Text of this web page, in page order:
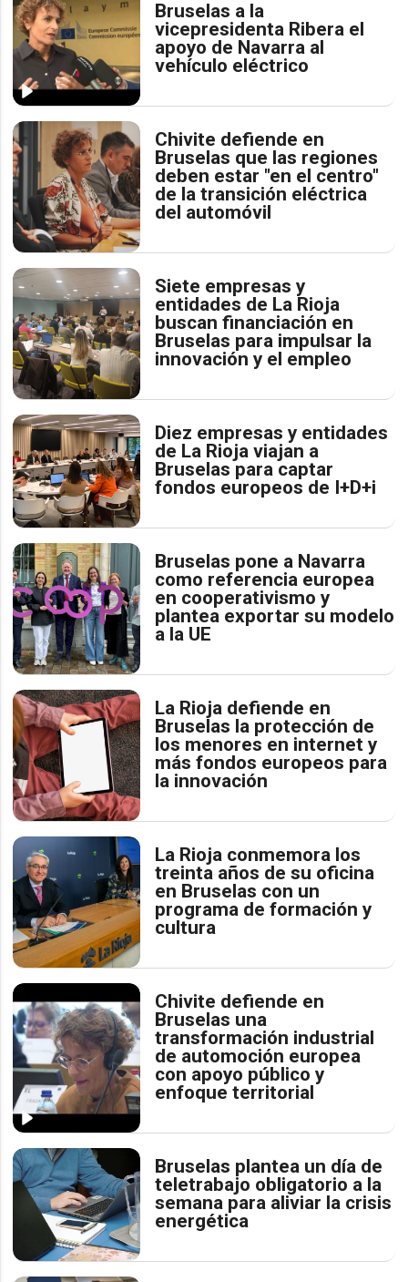
Bruselas a la
vicepresidenta Ribera el
apoyo de Navarra al
vehículo eléctrico
Chivite defiende en
Bruselas que las regiones
deben estar "en el centro"
de la transición eléctrica
del automóvil
Siete empresas y
entidades de La Rioja
buscan financiación en
Bruselas para impulsar la
innovación y el empleo
Diez empresas y entidades
de La Rioja viajan a
Bruselas para captar
fondos europeos de I+D+i
Bruselas pone a Navarra
como referencia europea
en cooperativismo y
plantea exportar su modelo
a la UE
La Rioja defiende en
Bruselas la protección de
los menores en internet y
más fondos europeos para
la innovación
La Rioja conmemora los
treinta años de su oficina
en Bruselas con un
programa de formación y
cultura
Chivite defiende en
Bruselas una
transformación industrial
de automoción europea
con apoyo público y
enfoque territorial
Bruselas plantea un día de
teletrabajo obligatorio a la
semana para aliviar la crisis
energética